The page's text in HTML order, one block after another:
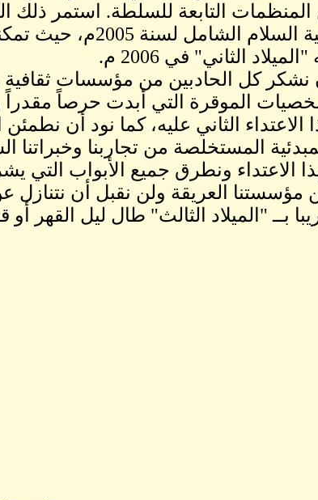
المنظمات التابعة للسلطة. استمر
توقيع اتفاقية السلام
الثاني" في 2006 م.
نشكر كل الحادبين من مؤسسات
الموقرة التي أبدت حرصاً مقدراً
الاعتداء الثاني عليه، كما نود أن
المستخلصة من تجاربنا وخبراتنا
الاعتداء ونطرق جميع الأبواب التي
مؤسستنا العريقة ولن نقبل أن نتنازل
بــ "الميلاد الثالث" طال ليل القهر